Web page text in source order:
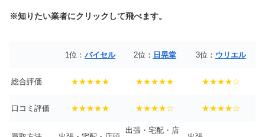
※知りたい業者にクリックして飛べます。
1位： バイセル 2位： 日晃堂 3位： ウリエル
総合評価 ★★★★★ ★★★★★ ★★★★☆
口コミ評価 ★★★★★ ★★★★☆ ★★★★☆
出張・宅配・店